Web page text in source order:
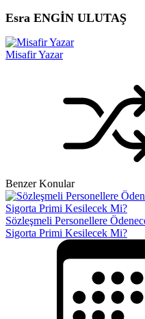
Esra ENGİN ULUTAŞ
Misafir Yazar
Benzer Konular
Sözleşmeli Personellere
Sigorta Primi Kesilecek Mi?